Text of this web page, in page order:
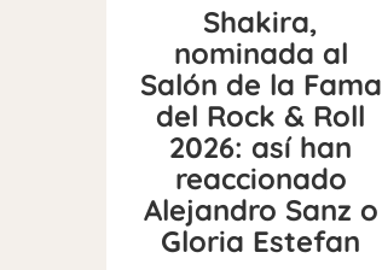
Shakira,
nominada al
Salón de la Fama
del Rock & Roll
2026: así han
reaccionado
Alejandro Sanz o
Gloria Estefan